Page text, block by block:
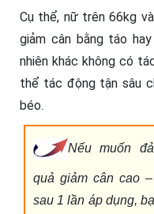
Cụ thể, nữ trên 66kg
giảm cân bằng táo
nhiên khác không có
thể tác động tận sâu
béo.
Nếu muốn
quả giảm cân cao
sau 1 lần áp dụng,